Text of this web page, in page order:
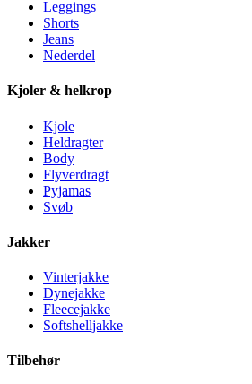
Leggings
Shorts
Jeans
Nederdel
Kjoler & helkrop
Kjole
Heldragter
Body
Flyverdragt
Pyjamas
Svøb
Jakker
Vinterjakke
Dynejakke
Fleecejakke
Softshelljakke
Tilbehør